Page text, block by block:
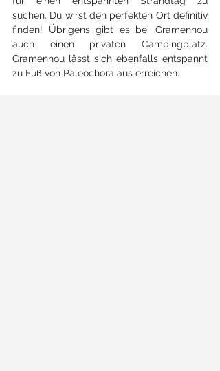
suchen. Du wirst den perfekten Ort definitiv
finden! Übrigens gibt es bei Gramennou
auch einen privaten Campingplatz.
Gramennou lässt sich ebenfalls entspannt
zu Fuß von Paleochora aus erreichen.